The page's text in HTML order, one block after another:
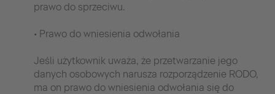
prawo do sprzeciwu.
• Prawo do wniesienia odwołania
Jeśli użytkownik uważa, że przetwarzanie jego
danych osobowych narusza rozporządzenie RODO,
ma on prawo do wniesienia odwołania się do